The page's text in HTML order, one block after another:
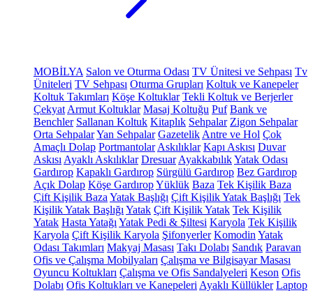
MOBİLYA Salon ve Oturma Odası TV Ünitesi ve Sehpası Tv
Üniteleri TV Sehpası Oturma Grupları Koltuk ve Kanepeler
Koltuk Takımları Köşe Koltuklar Tekli Koltuk ve Berjerler
Çekyat Armut Koltuklar Masaj Koltuğu Puf Bank ve
Benchler Sallanan Koltuk Kitaplık Sehpalar Zigon Sehpalar
Orta SehpalarYan Sehpalar Gazetelik Antre ve Hol Çok
Amaçlı Dolap Portmantolar Askılıklar Kapı Askısı Duvar
Askısı Ayaklı Askılıklar Dresuar AyakkabılıkYatak Odası
Gardırop Kapaklı Gardırop Sürgülü Gardırop Bez Gardırop
Açık Dolap Köşe GardıropYüklük Baza Tek Kişilik Baza
Çift Kişilik Baza Yatak Başlığı Çift Kişilik Yatak Başlığı Tek
Kişilik Yatak Başlığı Yatak Çift Kişilik Yatak Tek Kişilik
Yatak Hasta Yatağı Yatak Pedi & Şiltesi Karyola Tek Kişilik
Karyola Çift Kişilik Karyola Şifonyerler Komodin Yatak
Odası Takımları Makyaj Masası Takı Dolabı Sandık Paravan
Ofis ve Çalışma Mobilyaları Çalışma ve Bilgisayar Masası
Oyuncu Koltukları Çalışma ve Ofis Sandalyeleri Keson Ofis
Dolabı Ofis Koltukları ve Kanepeleri Ayaklı Küllükler Laptop